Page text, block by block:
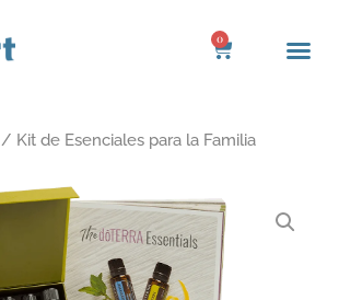
0
Carrito
/ Kit de Esenciales para la Familia